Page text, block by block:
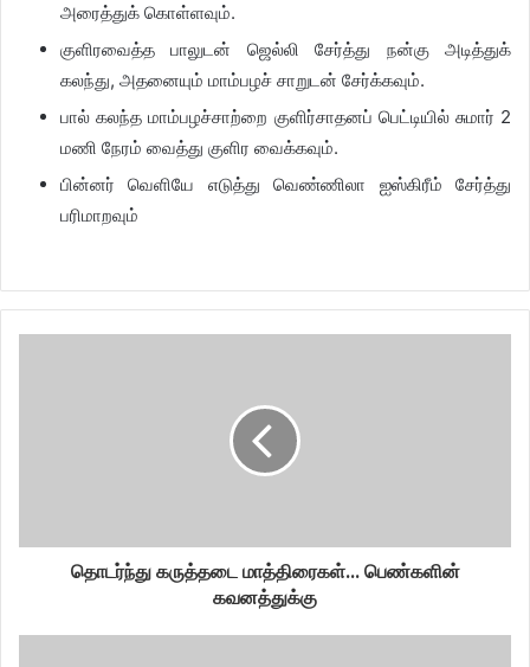
அரைத்துக் கொள்ளவும்.
குளிரவைத்த பாலுடன் ஜெல்லி சேர்த்து நன்கு அடித்துக்
கலந்து, அதனையும் மாம்பழச் சாறுடன் சேர்க்கவும்.
பால் கலந்த மாம்பழச்சாற்றை குளிர்சாதனப் பெட்டியில் சுமார் 2
மணி நேரம் வைத்து குளிர வைக்கவும்.
பின்னர் வெளியே எடுத்து வெண்ணிலா ஐஸ்கிரீம் சேர்த்து
பரிமாறவும்
தொடர்ந்து கருத்தடை மாத்திரைகள்... பெண்களின்
கவனத்துக்கு